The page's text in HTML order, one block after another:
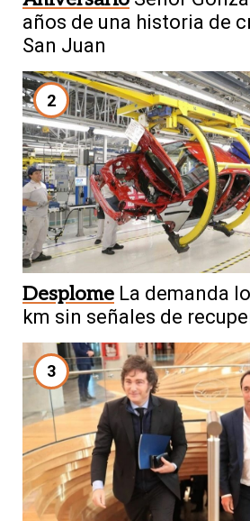
años de una historia de
San Juan
2
Desplome La demanda
km sin señales de
3